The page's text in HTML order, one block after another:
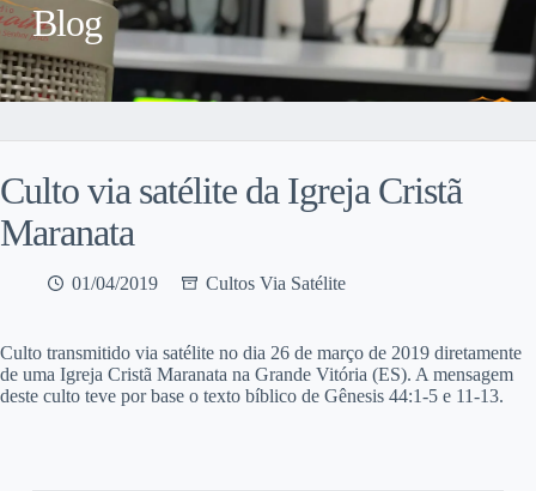
Blog
Culto via satélite da Igreja Cristã
Maranata
01/04/2019 Cultos Via Satélite
Culto transmitido via satélite no dia 26 de março de 2019 diretamente
de uma Igreja Cristã Maranata na Grande Vitória (ES). A mensagem
deste culto teve por base o texto bíblico de Gênesis 44:1-5 e 11-13.